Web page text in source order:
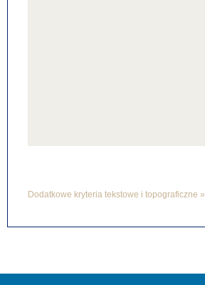
Dodatkowe kryteria tekstowe i topograficzne »